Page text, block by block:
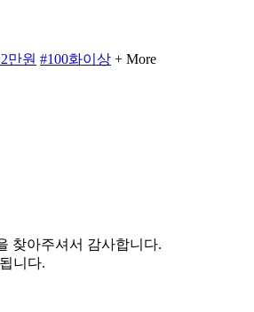
만원 #100화이상 + More
찾아주셔서 감사합니다.
니다.